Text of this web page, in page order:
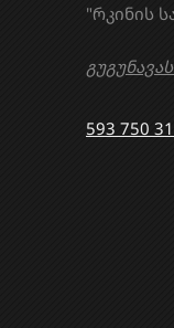
"რკინის
593 750